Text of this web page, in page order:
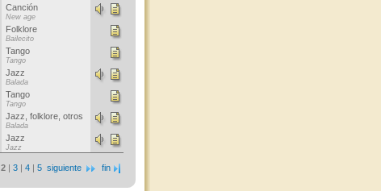
Canción
New age
Folklore
Bailecito
Tango
Tango
Jazz
Balada
Tango
Tango
Jazz, folklore, otros
Balada
Jazz
Jazz
2| 3| 4| 5 siguiente fin